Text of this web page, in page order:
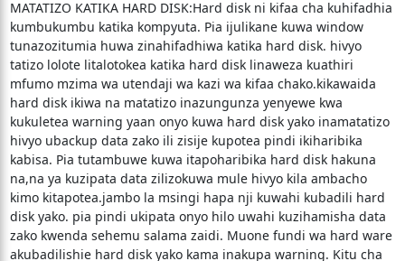
MATATIZO KATIKA HARD DISK:Hard disk ni kifaa cha kuhifadhia
kumbukumbu katika kompyuta. Pia ijulikane kuwa window
tunazozitumia huwa zinahifadhiwa katika hard disk. hivyo
tatizo lolote litalotokea katika hard disk linaweza kuathiri
mfumo mzima wa utendaji wa kazi wa kifaa chako.kikawaida
hard disk ikiwa na matatizo inazungunza yenyewe kwa
kukuletea warning yaan onyo kuwa hard disk yako inamatatizo
hivyo ubackup data zako ili zisije kupotea pindi ikiharibika
kabisa. Pia tutambuwe kuwa itapoharibika hard disk hakuna
na,na ya kuzipata data zilizokuwa mule hivyo kila ambacho
kimo kitapotea.jambo la msingi hapa nji kuwahi kubadili hard
disk yako. pia pindi ukipata onyo hilo uwahi kuzihamisha data
zako kwenda sehemu salama zaidi. Muone fundi wa hard ware
akubadilishie hard disk yako kama inakupa warning. Kitu cha